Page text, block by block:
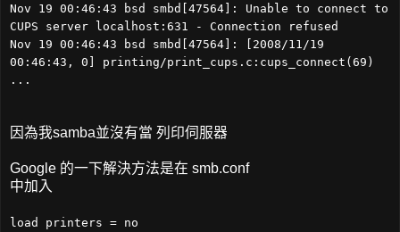
Nov 19 00:46:43 bsd smbd[47564]: Unable to connect to
CUPS server localhost:631 - Connection refused
Nov 19 00:46:43 bsd smbd[47564]: [2008/11/19
00:46:43, 0] printing/print_cups.c:cups_connect(69)
...
因為我samba並沒有當 列印伺服器
Google 的一下解決方法是在 smb.conf
中加入
load printers = no